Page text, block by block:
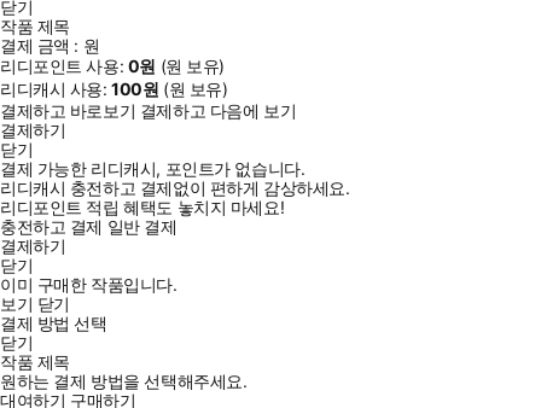
닫기
작품 제목
결제 금액 : 원
리디포인트 사용: 0원 (원 보유)
리디캐시 사용:100원 (원 보유)
결제하고 바로보기 결제하고 다음에 보기
결제하기
닫기
결제 가능한 리디캐시, 포인트가 없습니다.
리디캐시 충전하고 결제없이 편하게 감상하세요.
리디포인트 적립 혜택도 놓치지 마세요!
충전하고 결제 일반 결제
결제하기
닫기
이미 구매한 작품입니다.
보기 닫기
결제 방법 선택
닫기
작품 제목
원하는 결제 방법을 선택해주세요.
대여하기 구매하기